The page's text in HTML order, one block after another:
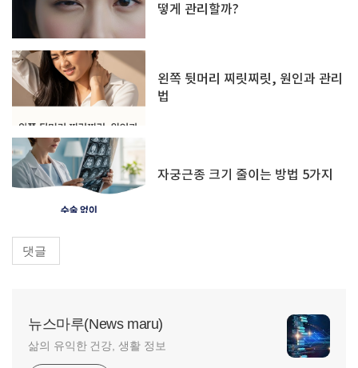
떻게 관리할까?
왼쪽 뒷머리 찌릿찌릿, 원인과 관리
법
자궁근종 크기 줄이는 방법 5가지
댓글
뉴스마루(News maru)
삶의 유익한 건강, 생활 정보